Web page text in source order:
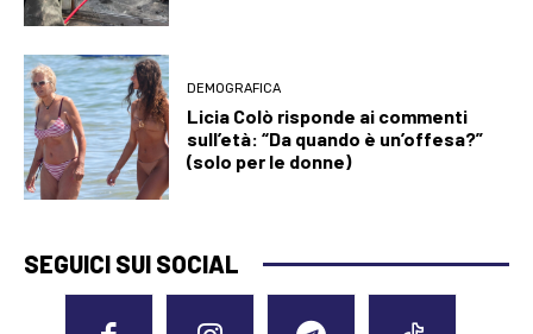
DEMOGRAFICA
Licia Colò risponde ai commenti
sull’età: “Da quando è un’offesa?”
(solo per le donne)
SEGUICI SUI SOCIAL